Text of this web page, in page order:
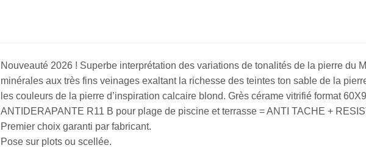
Nouveauté 2026 ! Superbe interprétation des variations de tonalités de la pierre du
minérales aux très fins veinages exaltant la richesse des teintes ton sable de la
les couleurs de la pierre d’inspiration calcaire blond. Grès cérame vitrifié format
ANTIDERAPANTE R11 B pour plage de piscine et terrasse = ANTI TACHE +
Premier choix garanti par fabricant.
Pose sur plots ou scellée.